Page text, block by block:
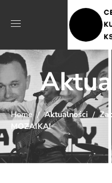
Home Aktualności
MOZAIKA!